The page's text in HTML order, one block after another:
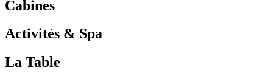
Cabines
Activités & Spa
La Table